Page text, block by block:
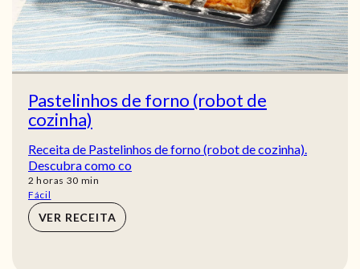
Pastelinhos de forno (robot de
cozinha)
Receita de Pastelinhos de forno (robot de cozinha).
Descubra como co
2 horas
horas 30 min
min
Fácil
VER RECEITA